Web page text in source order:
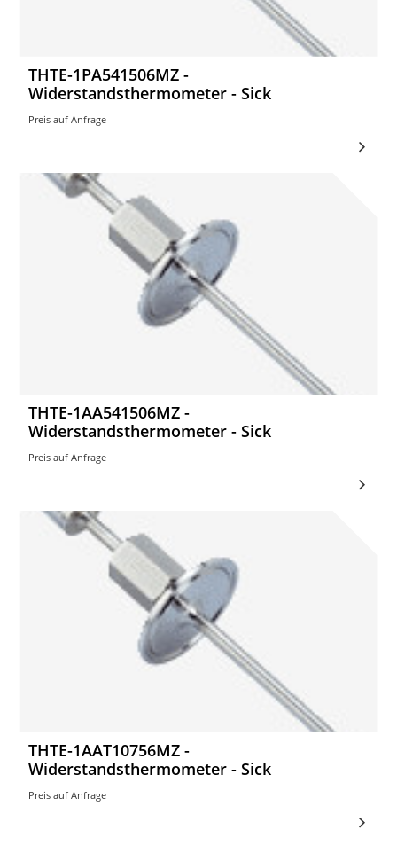
THTE-1PA541506MZ -
Widerstandsthermometer - Sick
Preis auf Anfrage
THTE-1AA541506MZ -
Widerstandsthermometer - Sick
Preis auf Anfrage
THTE-1AAT10756MZ -
Widerstandsthermometer - Sick
Preis auf Anfrage